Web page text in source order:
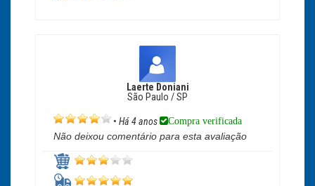
Laerte Doniani
São Paulo / SP
• Há 4 anos Compra verificada
Não deixou comentário para esta avaliação